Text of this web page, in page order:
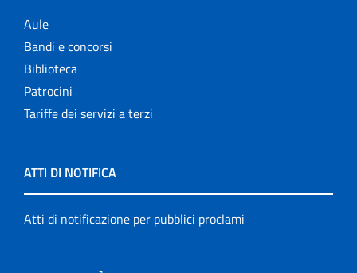
Aule
Bandi e concorsi
Biblioteca
Patrocini
Tariffe dei servizi a terzi
ATTI DI NOTIFICA
Atti di notificazione per pubblici proclami